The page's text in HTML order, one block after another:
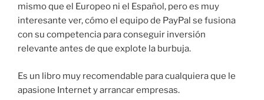
mismo que el Europeo ni el Español, pero es muy
interesante ver, cómo el equipo de PayPal se fusiona
con su competencia para conseguir inversión
relevante antes de que explote la burbuja.
Es un libro muy recomendable para cualquiera que le
apasione Internet y arrancar empresas.